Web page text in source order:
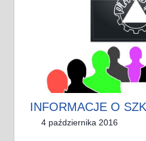
INFORMACJE O
4 października 2016